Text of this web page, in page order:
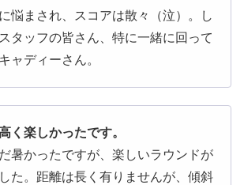
悩まされ、スコアは散々（泣）。し
タッフの皆さん、特に一緒に回って
ャディーさん。
く楽しかったです。
暑かったですが、楽しいラウンドが
た。距離は長く有りませんが、傾斜